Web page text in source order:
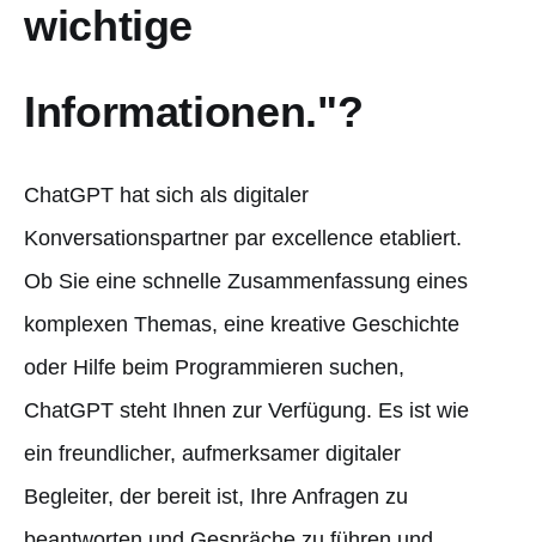
wichtige
Informationen."?
ChatGPT hat sich als digitaler
Konversationspartner par excellence etabliert.
Ob Sie eine schnelle Zusammenfassung eines
komplexen Themas, eine kreative Geschichte
oder Hilfe beim Programmieren suchen,
ChatGPT steht Ihnen zur Verfügung. Es ist wie
ein freundlicher, aufmerksamer digitaler
Begleiter, der bereit ist, Ihre Anfragen zu